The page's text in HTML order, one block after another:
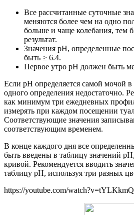
Все рассчитанные суточные
меняются более чем на одно
больше и чаще колебания, тем
результат.
Значения pH, определенные
быть ≥ 6.4.
Первое утро рН должен быть
Если рН определяется самой мочой
одного определения недостаточно.
как минимум три ежедневных
измерять при каждом посещении
Соответствующие значения
соответствующим временем.
В конце каждого дня все
быть введены в таблицу значений
кривой. Рекомендуется вводить
таблицу pH, используя три разных
https://youtube.com/